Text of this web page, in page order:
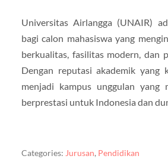
Universitas Airlangga (UNAIR)
bagi calon mahasiswa yang
berkualitas, fasilitas modern, dan
Dengan reputasi akademik yang
menjadi kampus unggulan yang
berprestasi untuk Indonesia dan
Categories: Jurusan, Pendidikan